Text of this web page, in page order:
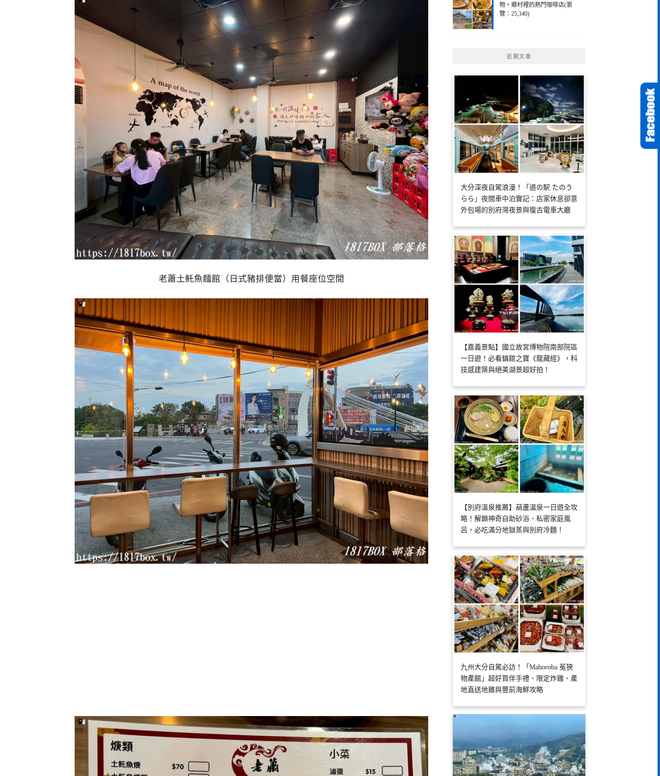
老蕭土魠魚麵館（日式豬排便當）用餐座位空間
物。鄉村裡的熱門咖啡店(瀏
覽：25,340)
近期文章
大分深夜自駕浪漫！「道の駅 たのう
らら」夜間車中泊實記：店家休息卻意
外包場的別府灣夜景與復古電車大廳
【嘉義景點】國立故宮博物院南部院區
一日遊！必看鎮館之寶《龍藏經》，科
技感建築與絕美湖景超好拍！
【別府溫泉推薦】葫蘆溫泉一日遊全攻
略！解鎖神奇自助砂浴、私密家庭風
呂，必吃滿分地獄蒸與別府冷麵！
九州大分自駕必訪！「Mahoroba 菟狹
物產館」超好買伴手禮、限定炸雞、產
地直送地雞與豐前海鮮攻略